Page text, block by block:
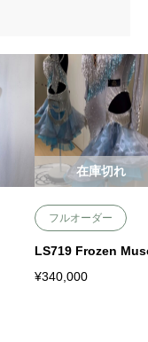
フルオーダー
LS719 Frozen
¥340,000
在庫切れ